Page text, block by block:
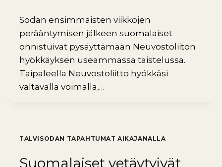
Sodan ensimmäisten viikkojen
perääntymisen jälkeen suomalaiset
onnistuivat pysäyttämään Neuvostoliiton
hyökkäyksen useammassa taistelussa.
Taipaleella Neuvostoliitto hyökkäsi
valtavalla voimalla,…
TALVISODAN TAPAHTUMAT AIKAJANALLA
Suomalaiset vetäytyivät